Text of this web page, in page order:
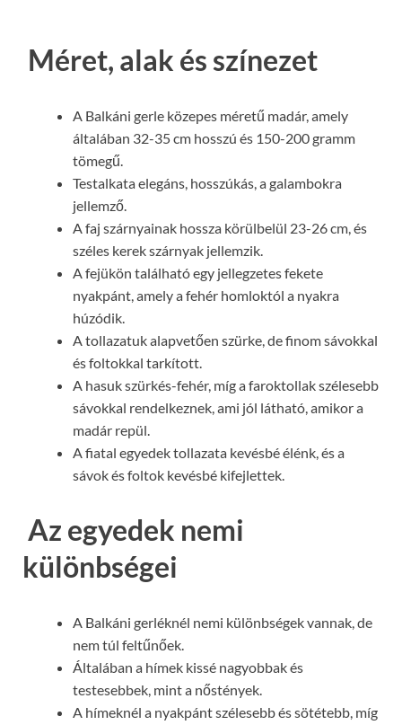
Méret, alak és színezet
A Balkáni gerle közepes méretű madár, amely
általában 32-35 cm hosszú és 150-200 gramm
tömegű.
Testalkata elegáns, hosszúkás, a galambokra
jellemző.
A faj szárnyainak hossza körülbelül 23-26 cm, és
széles kerek szárnyak jellemzik.
A fejükön található egy jellegzetes fekete
nyakpánt, amely a fehér homloktól a nyakra
húzódik.
A tollazatuk alapvetően szürke, de finom sávokkal
és foltokkal tarkított.
A hasuk szürkés-fehér, míg a faroktollak szélesebb
sávokkal rendelkeznek, ami jól látható, amikor a
madár repül.
A fiatal egyedek tollazata kevésbé élénk, és a
sávok és foltok kevésbé kifejlettek.
Az egyedek nemi
különbségei
A Balkáni gerléknél nemi különbségek vannak, de
nem túl feltűnőek.
Általában a hímek kissé nagyobbak és
testesebbek, mint a nőstények.
A hímeknél a nyakpánt szélesebb és sötétebb, míg